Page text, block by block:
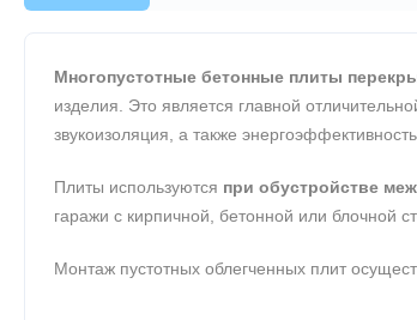
Многопустотные бетонные плиты
изделия. Это является главной
звукоизоляция, а также
Плиты используются при обустройстве
гаражи с кирпичной, бетонной или блочной
Монтаж пустотных облегченных плит